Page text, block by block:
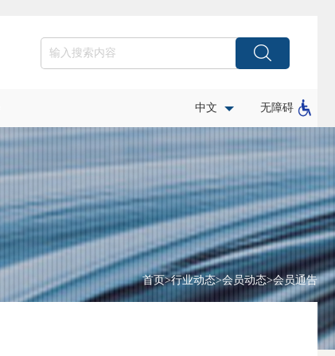
中文 无障碍
首页>行业动态>会员动态>会员通告